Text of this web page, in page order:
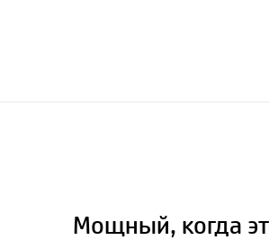
Мощный, когда